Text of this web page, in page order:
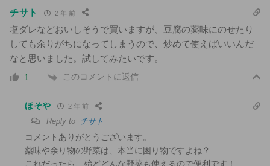
チサト 2 年 前
塩ダレなどおいしそうで買いますが、豆腐の薬味にのせたり
しても余りがちになってしまうので、炒めて使えばいいんだ
なと思いました。試してみたいです。
1 このコメントに返信
ほそや 2 年 前
Reply to チサト
コメントありがとうございます。
薬味や余り物の野菜は、本当に困り物ですよね？
これだったら、殆どどんな野菜も使えるので便利です！